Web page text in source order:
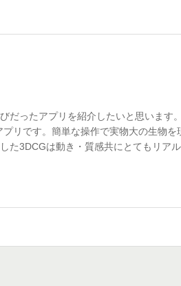
だったアプリを紹介したいと思います
リです。簡単な操作で実物大の生物を
た3DCGは動き・質感共にとてもリア